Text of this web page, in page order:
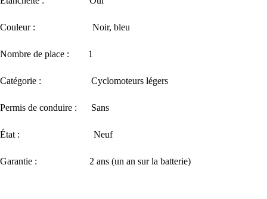
Couleur : Noir, bleu
Nombre de place : 1
Catégorie : Cyclomoteurs légers
Permis de conduire : Sans
État : Neuf
Garantie : 2 ans (un an sur la batterie)